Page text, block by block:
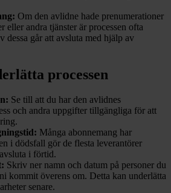
Om den avlidne hade prenumerationer
eller andra tjänster är processen ofta
dessa går att avsluta med hjälp av
processen
Se till att du har den avlidnes
och andra uppgifter tillgängliga för att
Många abonnemang har
i dödsfall gör de flesta leverantörer
i förtid.
Skriv ner namn och datum på personer du
kommit överens om. Detta kan underlätta
senare.